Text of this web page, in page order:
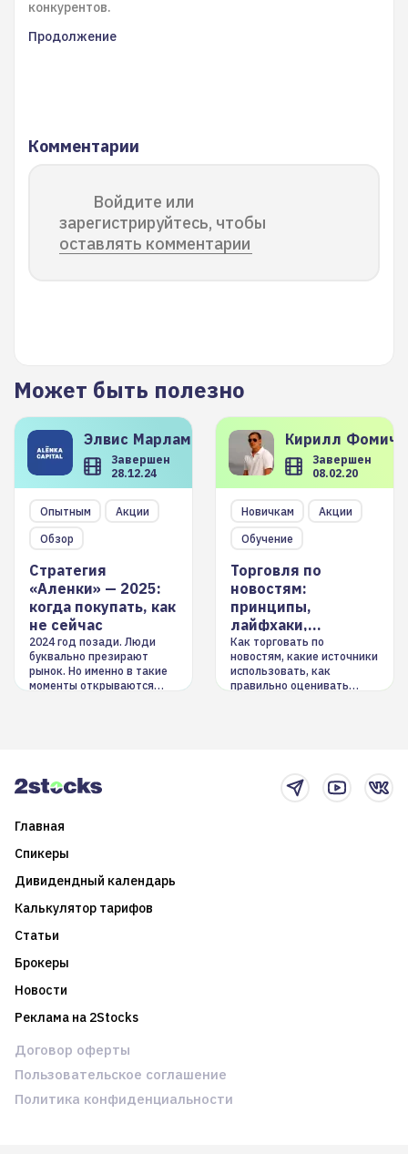
конкурентов.
Продолжение
Комментарии
Войдите или
зарегистрируйтесь, чтобы
оставлять комментарии
Может быть полезно
Элвис Марламов
Завершен
28.12.24
Опытным
Акции
Обзор
Стратегия
«Аленки» — 2025:
когда покупать, как
не сейчас
2024 год позади. Люди
буквально презирают
рынок. Но именно в такие
моменты открываются
Кирилл
Завершен
08.02.20
Новичкам
Акции
Обучение
Торговля по
новостям:
принципы,
лайфхаки,
инструменты
Как торговать по
новостям, какие источники
использовать, как
правильно оценивать
Главная
Спикеры
Дивидендный календарь
Калькулятор тарифов
Статьи
Брокеры
Новости
Реклама на 2Stocks
Договор оферты
Пользовательское соглашение
Политика конфиденциальности